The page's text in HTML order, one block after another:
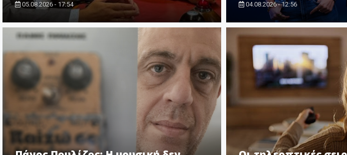
05.08.2026 - 17:54 04.08.2026 - 12:56